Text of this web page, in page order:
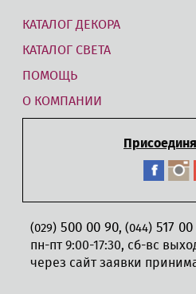
КАТАЛОГ ДЕКОРА
КАТАЛОГ СВЕТА
ПОМОЩЬ
О КОМПАНИИ
(029) 500 00 90, (044) 517
пн-пт 9:00-17:30, сб-вс
через сайт заявки